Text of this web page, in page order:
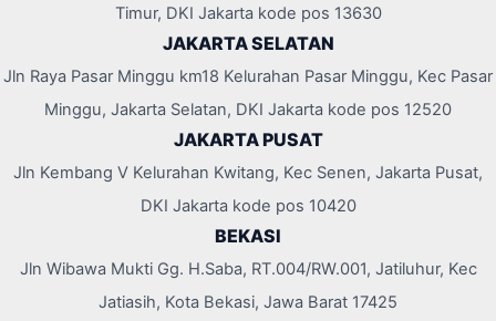
Timur, DKI Jakarta kode pos 13630
JAKARTA SELATAN
Jln Raya Pasar Minggu km18 Kelurahan Pasar Minggu, Kec Pasar
Minggu, Jakarta Selatan, DKI Jakarta kode pos 12520
JAKARTA PUSAT
Jln Kembang V Kelurahan Kwitang, Kec Senen, Jakarta Pusat,
DKI Jakarta kode pos 10420
BEKASI
Jln Wibawa Mukti Gg. H.Saba, RT.004/RW.001, Jatiluhur, Kec
Jatiasih, Kota Bekasi, Jawa Barat 17425